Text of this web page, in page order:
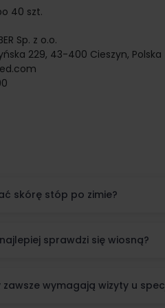
40 szt.
Sp. z o.o.
229, 43-400 Cieszyn, Polska
skórę stóp po zimie?
sprawdzi się wiosną?
wymagają wizyty u